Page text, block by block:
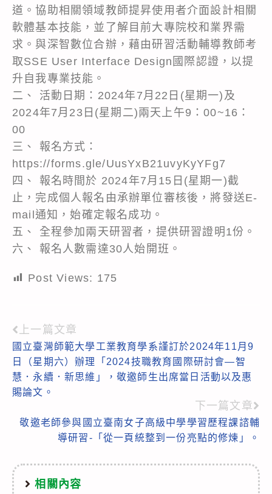
道。協助相關領域教師提昇使用者介面設計相關
軟體基本技能，並了解目前大專院校和業界需
求。與深智數位合辦，藉由研習活動輔導教師考
取SSE User Interface Design國際認證，以提
升自我專業技能。
二、 活動日期：2024年7月22日(星期一)及
2024年7月23日(星期二)兩天上午9：00~16：
00
三、 報名方式：
https://forms.gle/UusYxB21uvyKyYFg7
四、 報名時間於 2024年7月15日(星期一)截
止，完成個人報名由承辦單位審核後，將發送E-
mail通知，始確定報名成功。
五、 全程參加兩天研習者，提供研習證明1份。
六、 報名人數需達30人始開班。
Post Views: 175
Read
more
articles
上一篇文章
國立臺灣師範大學工業教育學系謹訂於2024年11月9
日（星期六）辦理「2024技職教育國際研討會—智
慧．永續．新思維」，敬邀師生出席當日活動以及惠
賜論文。
下一篇文章
敬邀老師參與國立臺南女子高級中學學習歷程課諮輔
導研習-「從一頁統整到一份亮點的修煉」。
相關內容